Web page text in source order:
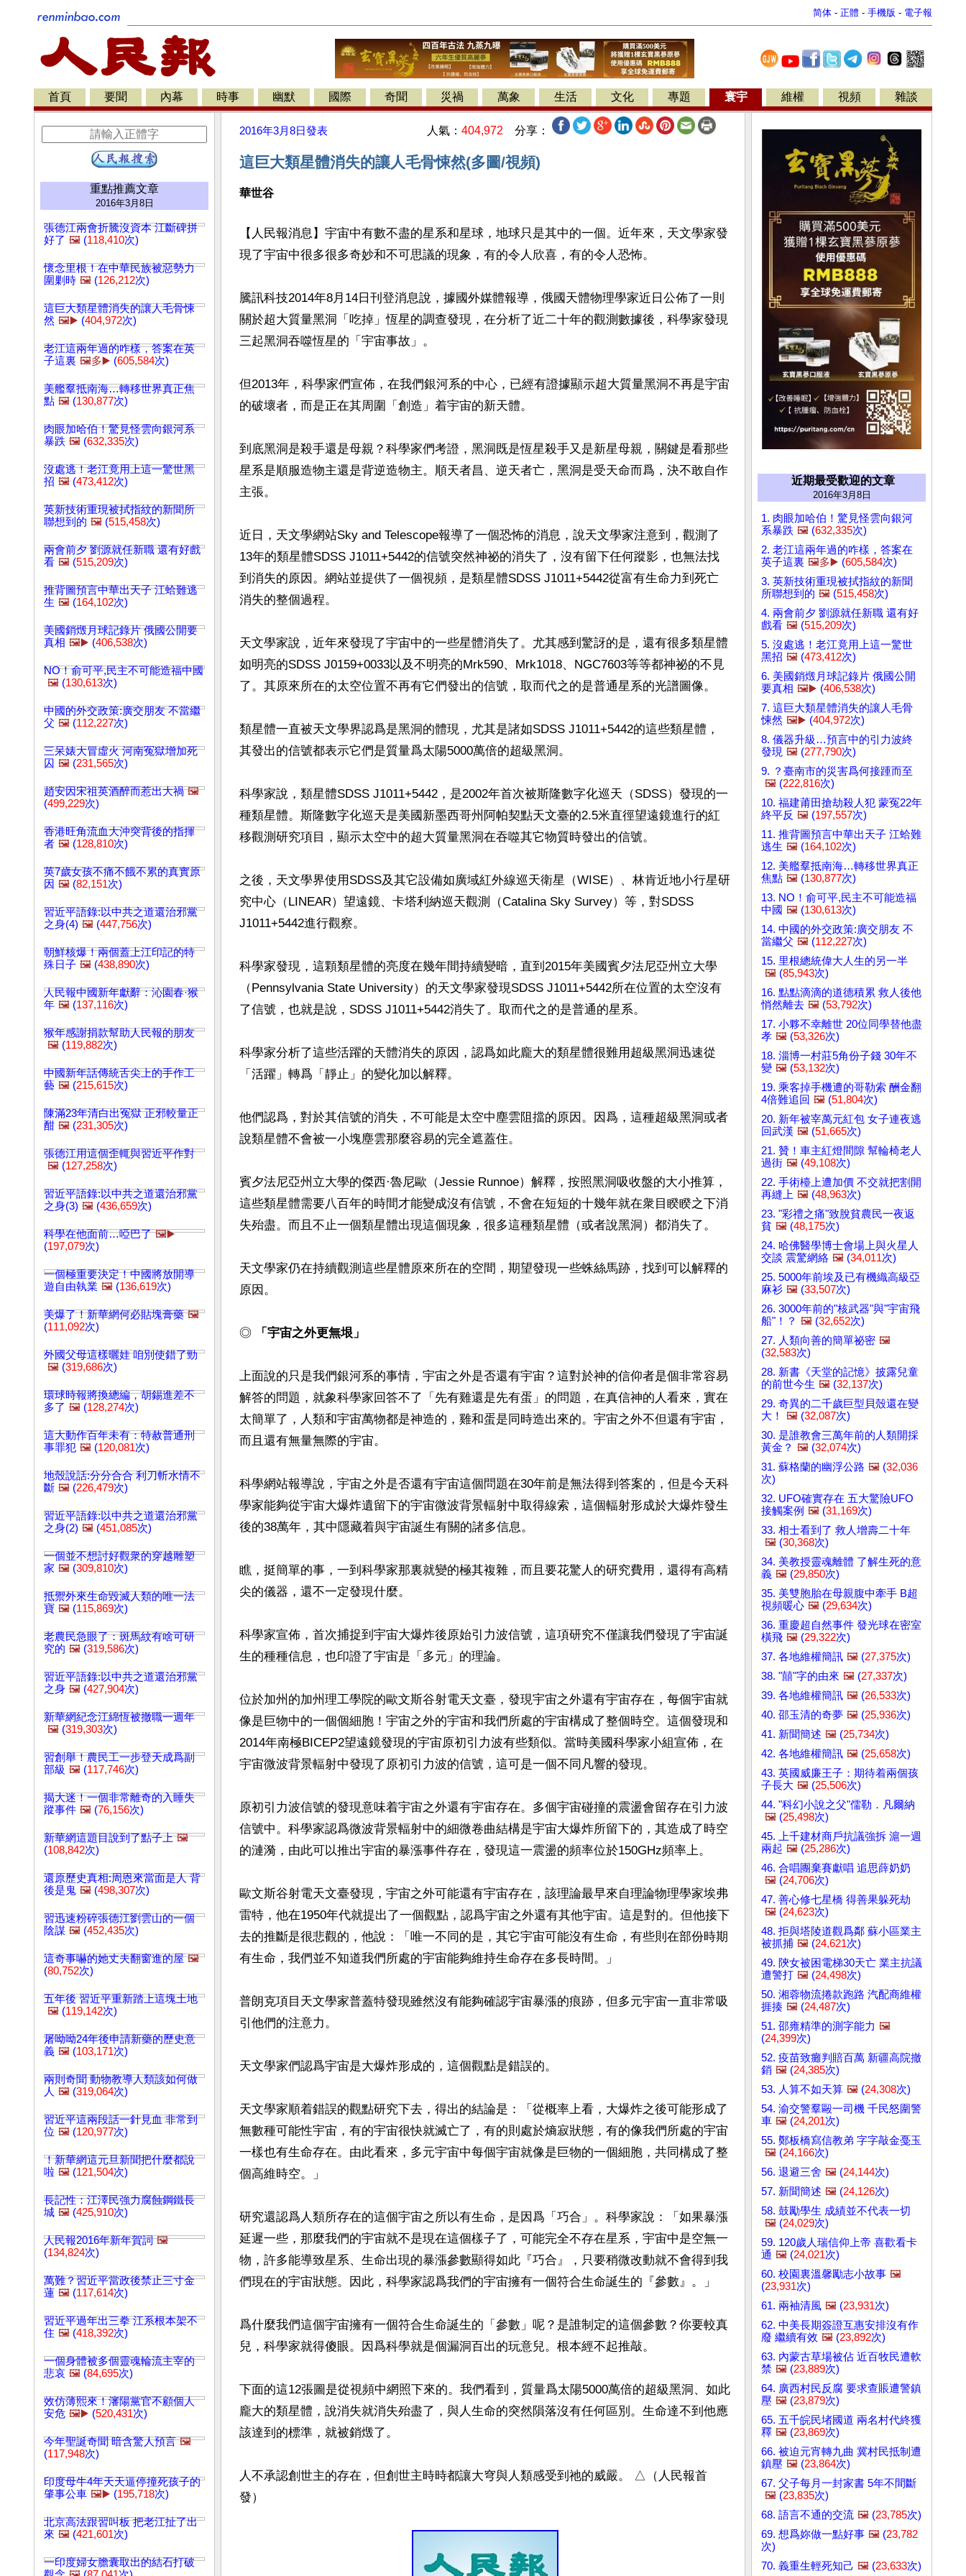
简体 - 正體 - 手機版 - 電子報
首頁 要聞 內幕 時事 幽默 國際 奇聞 災禍 萬象 生活 文化 專題 寰宇 維權 視頻 雜談
重點推薦文章
2016年3月8日
張德江兩會折騰沒資本 江斷碑拼
好了 🖼️ (118,410次)
懷念里根！在中華民族被惡勢力
圍剿時 🖼️ (126,212次)
這巨大類星體消失的讓人毛骨悚
然 🖼️▶️ (404,972次)
老江這兩年過的咋樣，答案在英
子這裏 🖼️多▶️ (605,584次)
美艦羣抵南海…轉移世界真正焦
點 🖼️ (130,877次)
肉眼加哈伯！驚見怪雲向銀河系
暴跌 🖼️ (632,335次)
沒處逃！老江竟用上這一驚世黑
招 🖼️ (473,412次)
英新技術重現被拭指紋的新聞所
聯想到的 🖼️ (515,458次)
兩會前夕 劉源就任新職 還有好戲
看 🖼️ (515,209次)
推背圖預言中華出天子 江蛤難逃
生 🖼️ (164,102次)
美國銷燬月球記錄片 俄國公開要
真相 🖼️▶️ (406,538次)
NO！俞可平,民主不可能造福中國
🖼️ (130,613次)
中國的外交政策:廣交朋友 不當繼
父 🖼️ (112,227次)
三呆婊大冒虛火 河南冤獄增加死
囚 🖼️ (231,565次)
趙安因宋祖英酒醉而惹出大禍 🖼️
(499,229次)
香港旺角流血大沖突背後的指揮
者 🖼️ (128,810次)
英7歲女孩不痛不餓不累的真實原
因 🖼️ (82,151次)
習近平語錄:以中共之道還治邪黨
之身(4) 🖼️ (447,756次)
朝鮮核爆！兩個蓋上江印記的特
殊日子 🖼️ (438,890次)
人民報中國新年獻辭：沁園春·猴
年 🖼️ (137,116次)
猴年感謝捐款幫助人民報的朋友
🖼️ (119,882次)
中國新年話傳統舌尖上的手作工
藝 🖼️ (215,615次)
陳滿23年清白出冤獄 正邪較量正
酣 🖼️ (231,305次)
張德江用這個歪輒與習近平作對
🖼️ (127,258次)
習近平語錄:以中共之道還治邪黨
之身(3) 🖼️ (436,659次)
科學在他面前…啞巴了 🖼️▶️
(197,079次)
一個極重要決定！中國將放開導
遊自由執業 🖼️ (136,619次)
美爆了！新華網何必貼塊膏藥 🖼️
(111,092次)
外國父母這樣曬娃 咱別使錯了勁
🖼️ (319,686次)
環球時報將換總編，胡錫進差不
多了 🖼️ (128,274次)
這大動作百年未有：特赦普通刑
事罪犯 🖼️ (120,081次)
地殼說話:分分合合 利刀斬水情不
斷 🖼️ (226,479次)
習近平語錄:以中共之道還治邪黨
之身(2) 🖼️ (451,085次)
一個並不想討好觀衆的穿越雕塑
家 🖼️ (309,810次)
抵禦外來生命毀滅人類的唯一法
寶 🖼️ (115,869次)
老農民急眼了：斑馬紋有啥可研
究的 🖼️ (319,586次)
習近平語錄:以中共之道還治邪黨
之身 🖼️ (427,904次)
新華網紀念江綿恆被撤職一週年
🖼️ (319,303次)
習創舉！農民工一步登天成爲副
部級 🖼️ (117,746次)
揭大迷！一個非常離奇的入睡失
蹤事件 🖼️ (76,156次)
新華網這題目說到了點子上 🖼️
(108,842次)
還原歷史真相:周恩來當面是人 背
後是鬼 🖼️ (498,307次)
習迅速粉碎張德江劉雲山的一個
陰謀 🖼️ (452,435次)
這奇事嚇的她丈夫翻窗進的屋 🖼️
(80,752次)
五年後 習近平重新踏上這塊土地
🖼️ (119,142次)
屠呦呦24年後申請新藥的歷史意
義 🖼️ (103,171次)
兩則奇聞 動物教導人類該如何做
人 🖼️ (319,064次)
習近平這兩段話一針見血 非常到
位 🖼️ (120,977次)
！新華網這元旦新聞把什麼都說
啦 🖼️ (121,504次)
長記性：江澤民強力腐蝕鋼鐵長
城 🖼️ (425,910次)
人民報2016年新年賀詞 🖼️
(134,824次)
萬難？習近平當政後禁止三寸金
蓮 🖼️ (117,614次)
習近平過年出三拳 江系根本架不
住 🖼️ (418,392次)
一個身體被多個靈魂輪流主宰的
悲哀 🖼️ (84,695次)
效仿薄熙來！瀋陽黨官不顧個人
安危 🖼️▶️ (520,431次)
今年聖誕奇聞 暗含驚人預言 🖼️
(117,948次)
印度母牛4年天天逼停撞死孩子的
肇事公車 🖼️▶️ (195,718次)
北京高法跟習叫板 把老江扯了出
來 🖼️ (421,601次)
一印度婦女膽囊取出的結石打破
2016年3月8日發表 人氣： 404,972 分享：
這巨大類星體消失的讓人毛骨悚然(多圖/視頻)
華世谷
【人民報消息】宇宙中有數不盡的星系和星球，地球只是其中的一個。近年來，天文學家發
現了宇宙中很多很多奇妙和不可思議的現象，有的令人欣喜，有的令人恐怖。
騰訊科技2014年8月14日刊登消息說，據國外媒體報導，俄國天體物理學家近日公佈了一則
關於超大質量黑洞「吃掉」恆星的調查發現，在分析了近二十年的觀測數據後，科學家發現
三起黑洞吞噬恆星的「宇宙事故」。
但2013年，科學家們宣佈，在我們銀河系的中心，已經有證據顯示超大質量黑洞不再是宇宙
的破壞者，而是正在其周圍「創造」着宇宙的新天體。
到底黑洞是殺手還是母親？科學家們考證，黑洞既是恆星殺手又是新星母親，關鍵是看那些
星系是順服造物主還是背逆造物主。順天者昌、逆天者亡，黑洞是受天命而爲，決不敢自作
主張。
近日，天文學網站Sky and Telescope報導了一個恐怖的消息，說天文學家注意到，觀測了
13年的類星體SDSS J1011+5442的信號突然神祕的消失了，沒有留下任何蹤影，也無法找
到消失的原因。網站並提供了一個視頻，是類星體SDSS J1011+5442從富有生命力到死亡
消失的整個過程。
天文學家說，近年來發現了宇宙中的一些星體消失了。尤其感到驚訝的是，還有很多類星體
如明亮的SDSS J0159+0033以及不明亮的Mrk590、Mrk1018、NGC7603等等都神祕的不見
了。其原來所在的太空位置不再有它們發出的信號，取而代之的是普通星系的光譜圖像。
類星體一直被天文學界認爲是黑洞的體現，尤其是諸如SDSS J1011+5442的這些類星體，
其發出的信號都表示它們是質量爲太陽5000萬倍的超級黑洞。
科學家說，類星體SDSS J1011+5442，是2002年首次被斯隆數字化巡天（SDSS）發現的一
種類星體。斯隆數字化巡天是美國新墨西哥州阿帕契點天文臺的2.5米直徑望遠鏡進行的紅
移觀測研究項目，顯示太空中的超大質量黑洞在吞噬其它物質時發出的信號。
之後，天文學界使用SDSS及其它設備如廣域紅外線巡天衛星（WISE）、林肯近地小行星研
究中心（LINEAR）望遠鏡、卡塔利納巡天觀測（Catalina Sky Survey）等，對SDSS
J1011+5442進行觀察。
科學家發現，這顆類星體的亮度在幾年間持續變暗，直到2015年美國賓夕法尼亞州立大學
（Pennsylvania State University）的天文學家發現SDSS J1011+5442所在位置的太空沒有
了信號，也就是說，SDSS J1011+5442消失了。取而代之的是普通的星系。
科學家分析了這些活躍的天體消失的原因，認爲如此龐大的類星體很難用超級黑洞迅速從
「活躍」轉爲「靜止」的變化加以解釋。
他們認爲，對於其信號的消失，不可能是太空中塵雲阻擋的原因。因爲，這種超級黑洞或者
說類星體不會被一小塊塵雲那麼容易的完全遮蓋住。
賓夕法尼亞州立大學的傑西·魯尼歐（Jessie Runnoe）解釋，按照黑洞吸收盤的大小推算，
這些類星體需要八百年的時間才能變成沒有信號，不會在短短的十幾年就在衆目睽睽之下消
失殆盡。而且不止一個類星體出現這個現象，很多這種類星體（或者說黑洞）都消失了。
天文學家仍在持續觀測這些星體原來所在的空間，期望發現一些蛛絲馬跡，找到可以解釋的
原因。
◎ 「宇宙之外更無垠」
上面說的只是我們銀河系的事情，宇宙之外是否還有宇宙？這對於神的信仰者是個非常容易
解答的問題，就象科學家回答不了「先有雞還是先有蛋」的問題，在真信神的人看來，實在
太簡單了，人類和宇宙萬物都是神造的，雞和蛋是同時造出來的。宇宙之外不但還有宇宙，
而且還有無量無際的宇宙。
科學網站報導說，宇宙之外是否還有宇宙這個問題在30年前是無法得到答案的，但是今天科
學家能夠從宇宙大爆炸遺留下的宇宙微波背景輻射中取得線索，這個輻射形成於大爆炸發生
後的38萬年，其中隱藏着與宇宙誕生有關的諸多信息。
瞧，挺簡單的事，一到科學家那裏就變的極其複雜，而且要花驚人的研究費用，還得有高精
尖的儀器，還不一定發現什麼。
科學家宣佈，首次捕捉到宇宙大爆炸後原始引力波信號，這項研究不僅讓我們發現了宇宙誕
生的種種信息，也印證了宇宙是「多元」的理論。
位於加州的加州理工學院的歐文斯谷射電天文臺，發現宇宙之外還有宇宙存在，每個宇宙就
像是巨物中的一個個細胞！宇宙之外的宇宙和我們所處的宇宙構成了整個時空。這個發現和
2014年南極BICEP2望遠鏡發現的宇宙原初引力波有些類似。當時美國科學家小組宣佈，在
宇宙微波背景輻射中發現了原初引力波的信號，這可是一個不同凡響的發現。
原初引力波信號的發現意味着宇宙之外還有宇宙存在。多個宇宙碰撞的震盪會留存在引力波
信號中。科學家認爲微波背景輻射中的細微卷曲結構是宇宙大爆炸所留下的，其造成了時空
的漣漪，由此可以推出宇宙的暴漲事件存在，發現這一震盪的頻率位於150GHz頻率上。
歐文斯谷射電天文臺發現，宇宙之外可能還有宇宙存在，該理論最早來自理論物理學家埃弗
雷特，他在1950年代就提出了一個觀點，認爲宇宙之外還有其他宇宙。這是對的。但他接下
去的推斷是很悲觀的，他說：「唯一不同的是，其它宇宙可能沒有生命，有些則在部份時期
有生命，我們並不知道我們所處的宇宙能夠維持生命存在多長時間。」
普朗克項目天文學家普蓋特發現雖然沒有能夠確認宇宙暴漲的痕跡，但多元宇宙一直非常吸
引他們的注意力。
天文學家們認爲宇宙是大爆炸形成的，這個觀點是錯誤的。
天文學家順着錯誤的觀點研究下去，得出的結論是：「從概率上看，大爆炸之後可能形成了
無數種可能性宇宙，有的宇宙很快就滅亡了，有的則處於熵寂狀態，有的像我們所處的宇宙
一樣也有生命存在。由此看來，多元宇宙中每個宇宙就像是巨物的一個細胞，共同構成了整
個高維時空。」
研究還認爲人類所存在的這個宇宙之所以有生命，是因爲「巧合」。科學家說：「如果暴漲
延遲一些，那麼我們的宇宙就不是現在這個樣子了，可能完全不存在星系，宇宙中是空無一
物，許多能導致星系、生命出現的暴漲參數顯得如此『巧合』，只要稍微改動就不會得到我
們現在的宇宙狀態。因此，科學家認爲我們的宇宙擁有一個符合生命誕生的『參數』。」
爲什麼我們這個宇宙擁有一個符合生命誕生的「參數」呢？是誰制定的這個參數？你要較真
兒，科學家就得傻眼。因爲科學就是個漏洞百出的玩意兒。根本經不起推敲。
下面的這12張圖是從視頻中網照下來的。我們看到，質量爲太陽5000萬倍的超級黑洞、如此
龐大的類星體，說消失就消失殆盡了，與人生命的突然隕落沒有任何區別。生命達不到他應
該達到的標準，就被銷燬了。
人不承認創世主的存在，但創世主時時都讓大穹與人類感受到祂的威嚴。 △（人民報首
近期最受歡迎的文章
2016年3月8日
1. 肉眼加哈伯！驚見怪雲向銀河
系暴跌 🖼️ (632,335次)
2. 老江這兩年過的咋樣，答案在
英子這裏 🖼️多▶️ (605,584次)
3. 英新技術重現被拭指紋的新聞
所聯想到的 🖼️ (515,458次)
4. 兩會前夕 劉源就任新職 還有好
戲看 🖼️ (515,209次)
5. 沒處逃！老江竟用上這一驚世
黑招 🖼️ (473,412次)
6. 美國銷燬月球記錄片 俄國公開
要真相 🖼️▶️ (406,538次)
7. 這巨大類星體消失的讓人毛骨
悚然 🖼️▶️ (404,972次)
8. 儀器升級…預言中的引力波終
發現 🖼️ (277,790次)
9. ？臺南市的災害爲何接踵而至
🖼️ (222,816次)
10. 福建莆田搶劫殺人犯 蒙冤22年
終平反 🖼️ (197,557次)
11. 推背圖預言中華出天子 江蛤難
逃生 🖼️ (164,102次)
12. 美艦羣抵南海…轉移世界真正
焦點 🖼️ (130,877次)
13. NO！俞可平,民主不可能造福
中國 🖼️ (130,613次)
14. 中國的外交政策:廣交朋友 不
當繼父 🖼️ (112,227次)
15. 里根總統偉大人生的另一半
🖼️ (85,943次)
16. 點點滴滴的道德積累 救人後他
悄然離去 🖼️ (53,792次)
17. 小夥不幸離世 20位同學替他盡
孝 🖼️ (53,326次)
18. 淄博一村莊5角份子錢 30年不
變 🖼️ (53,132次)
19. 乘客掉手機遭的哥勒索 酬金翻
4倍難追回 🖼️ (51,804次)
20. 新年被宰萬元紅包 女子連夜逃
回武漢 🖼️ (51,665次)
21. 贊！車主紅燈間隙 幫輪椅老人
過街 🖼️ (49,108次)
22. 手術檯上遭加價 不交就把割開
再縫上 🖼️ (48,963次)
23. "彩禮之痛"致脫貧農民一夜返
貧 🖼️ (48,175次)
24. 哈佛醫學博士會場上與火星人
交談 震驚網絡 🖼️ (34,011次)
25. 5000年前埃及已有機織高級亞
麻衫 🖼️ (33,507次)
26. 3000年前的"核武器"與"宇宙飛
船"！？ 🖼️ (32,652次)
27. 人類向善的簡單祕密 🖼️
(32,583次)
28. 新書《天堂的記憶》披露兒童
的前世今生 🖼️ (32,137次)
29. 奇異的二千歲巨型貝殼還在變
大！
🖼️ (32,087次)
30. 是誰教會三萬年前的人類開採
黃金？ 🖼️ (32,074次)
31. 蘇格蘭的幽浮公路 🖼️ (32,036
次)
32. UFO確實存在 五大驚險UFO
接觸案例 🖼️ (31,169次)
33. 相士看到了 救人增壽二十年
🖼️ (30,368次)
34. 美教授靈魂離體 了解生死的意
義 🖼️ (29,850次)
35. 美雙胞胎在母親腹中牽手 B超
視頻暖心 🖼️ (29,634次)
36. 重慶超自然事件 發光球在密室
橫飛 🖼️ (29,322次)
37. 各地維權簡訊 🖼️ (27,375次)
38. "囍"字的由來 🖼️ (27,337次)
39. 各地維權簡訊 🖼️ (26,533次)
40. 邵玉清的奇夢 🖼️ (25,936次)
41. 新聞簡述 🖼️ (25,734次)
42. 各地維權簡訊 🖼️ (25,658次)
43. 英國威廉王子：期待着兩個孩
子長大 🖼️ (25,506次)
44. "科幻小說之父"儒勒．凡爾納
🖼️ (25,498次)
45. 上千建材商戶抗議強拆 滬一週
兩起 🖼️ (25,286次)
46. 合唱團棄賽獻唱 追思薛奶奶
🖼️ (24,706次)
47. 善心修七星橋 得善果躲死劫
🖼️ (24,623次)
48. 拒與塔陵道觀爲鄰 蘇小區業主
被抓捕 🖼️ (24,621次)
49. 陝女被困電梯30天亡 業主抗議
遭警打 🖼️ (24,498次)
50. 湘蓉物流捲款跑路 汽配商維權
捱揍 🖼️ (24,487次)
51. 邵雍精準的測字能力 🖼️
(24,399次)
52. 疫苗致癱判賠百萬 新疆高院撤
銷 🖼️ (24,385次)
53. 人算不如天算 🖼️ (24,308次)
54. 渝交警羣毆一司機 千民怒圍警
車 🖼️ (24,201次)
55. 鄭板橋寫信教弟 字字敲金戞玉
🖼️ (24,166次)
56. 退避三舍 🖼️ (24,144次)
57. 新聞簡述 🖼️ (24,126次)
58. 鼓勵學生 成績並不代表一切
🖼️ (24,029次)
59. 120歲人瑞信仰上帝 喜歡看卡
通 🖼️ (24,021次)
60. 校園裏溫馨勵志小故事 🖼️
(23,931次)
61. 兩袖清風 🖼️ (23,931次)
62. 中美長期簽證互惠安排沒有作
廢 繼續有效 🖼️ (23,892次)
63. 內蒙古草場被佔 近百牧民遭軟
禁 🖼️ (23,889次)
64. 廣西村民反腐 要求查賬遭警鎮
壓 🖼️ (23,879次)
65. 五千皖民堵國道 兩名村代終獲
釋 🖼️ (23,869次)
66. 被迫元宵轉九曲 冀村民抵制遭
鎮壓 🖼️ (23,864次)
67. 父子每月一封家書 5年不間斷
🖼️ (23,835次)
68. 語言不通的交流 🖼️ (23,785次)
69. 想爲妳做一點好事 🖼️ (23,782
次)
70. 義重生輕死知己 🖼️ (23,633次)